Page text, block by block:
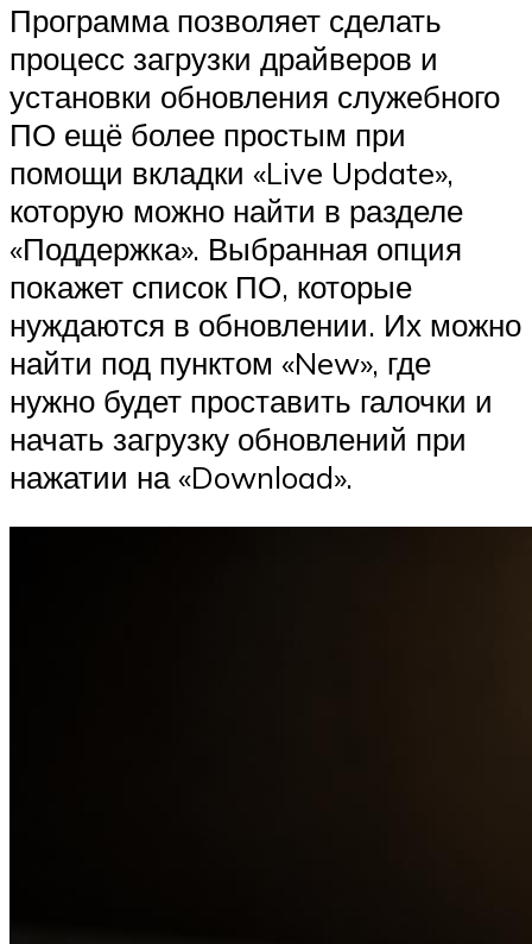
Программа позволяет сделать
процесс загрузки драйверов и
установки обновления служебного
ПО ещё более простым при
помощи вкладки «Live Update»,
которую можно найти в разделе
«Поддержка». Выбранная опция
покажет список ПО, которые
нуждаются в обновлении. Их можно
найти под пунктом «New», где
нужно будет проставить галочки и
начать загрузку обновлений при
нажатии на «Download».